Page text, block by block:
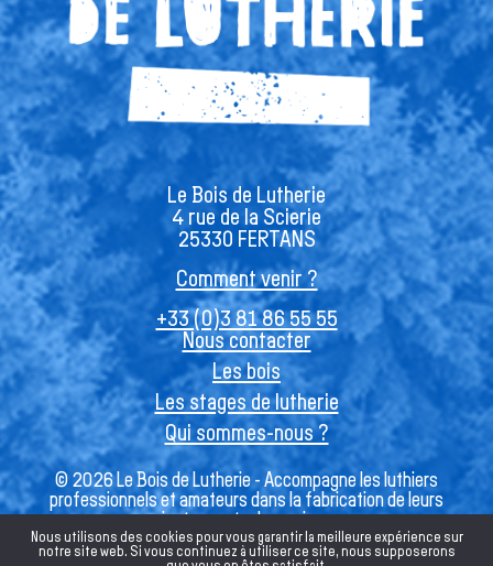
Le Bois de Lutherie
4 rue de la Scierie
25330 FERTANS
Comment venir ?
+33 (0)3 81 86 55 55
Nous contacter
Les bois
Les stages de lutherie
Qui sommes-nous ?
© 2026 Le Bois de Lutherie - Accompagne les luthiers
professionnels et amateurs dans la fabrication de leurs
instruments de musique
Nous utilisons des cookies pour vous garantir la meilleure expérience sur
notre site web. Si vous continuez à utiliser ce site, nous supposerons